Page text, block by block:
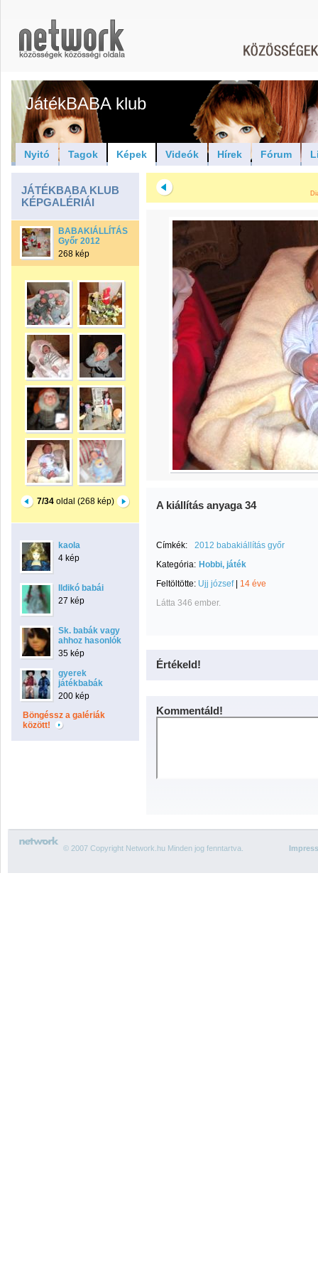
JátékBABA klub
Nyitó Tagok Képek Videók Hírek Fórum
JÁTÉKBABA KLUB
KÉPGALÉRIÁI
BABAKIÁLLÍTÁS
Győr 2012
268 kép
7/34oldal (268 kép)
kaola
4 kép
Ildikó babái
27 kép
Sk. babák vagy
ahhoz hasonlók
35 kép
gyerek
játékbabák
200 kép
Böngéssz a galériák
között!
A kiállítás anyaga 34
Címkék:
2012 babakiállítás győr
Kategória: Hobbi, játék
Feltöltötte: Ujj józsef| 14 éve
Látta 346 ember.
Értékeld!
Kommentáld!
© 2007 Copyright Network.hu Minden jog fenntartva.